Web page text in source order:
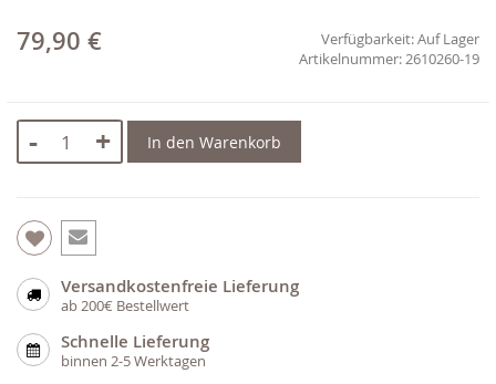
79,90 € Verfügbarkeit:Auf Lager
2610260-19
- + In den Warenkorb
Versandkostenfreie Lieferung
ab 200€ Bestellwert
Schnelle Lieferung
binnen 2-5 Werktagen